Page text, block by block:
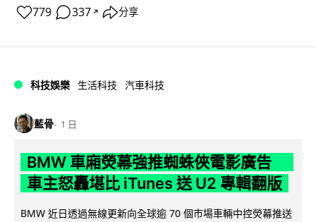
779 337 ↗ 分享
科技娛樂 生活科技 汽車科技
藍骨 1 日
BMW 車廂熒幕強推蜘蛛俠電影廣告
車主怒轟堪比 iTunes 送 U2 專輯翻版
BMW 近日透過無線更新向全球逾 70 個市場車輛中控熒幕推送